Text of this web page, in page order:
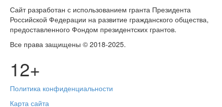
Сайт разработан с использованием гранта Президента
Российской Федерации на развитие гражданского общества,
предоставленного Фондом президентских грантов.
Все права защищены © 2018-2025.
12+
Политика конфиденциальности
Карта сайта